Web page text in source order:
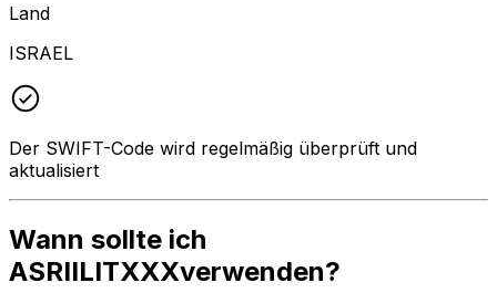
Land
ISRAEL
Der SWIFT-Code wird regelmäßig überprüft und
aktualisiert
Wann sollte ich
ASRIILITXXXverwenden?